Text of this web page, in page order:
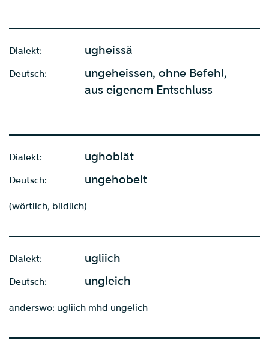
Dialekt: ugheissä
Deutsch:
ungeheissen, ohne Befehl,
aus eigenem Entschluss
Dialekt: ughoblät
Deutsch: ungehobelt
(wörtlich, bildlich)
Dialekt: ugliich
Deutsch: ungleich
anderswo: ugliich mhd ungelich